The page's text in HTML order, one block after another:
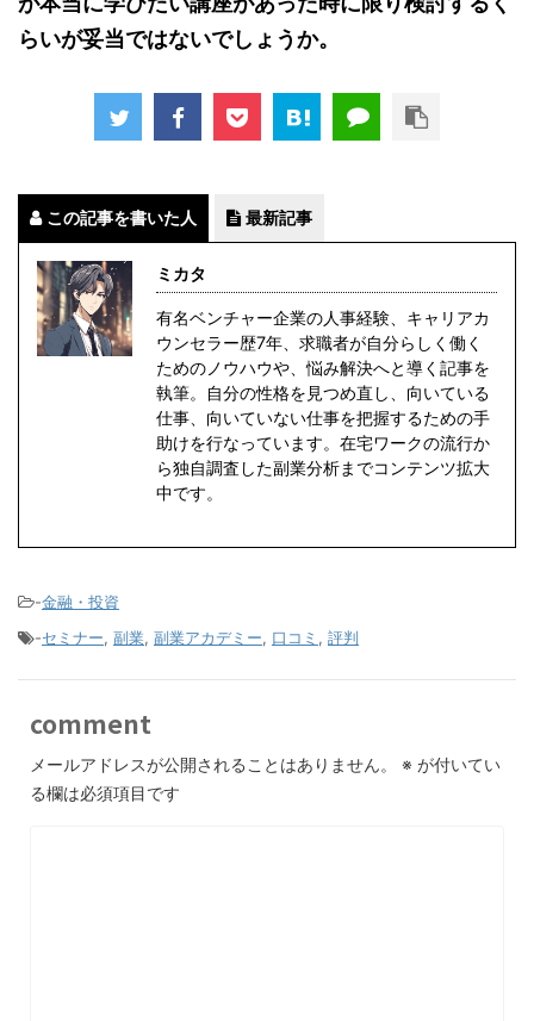
らいが妥当ではないでしょうか。
この記事を書いた人 最新記事
ミカタ
有名ベンチャー企業の人事経験、キャリアカ
ウンセラー歴7年、求職者が自分らしく働く
ためのノウハウや、悩み解決へと導く記事を
執筆。自分の性格を見つめ直し、向いている
仕事、向いていない仕事を把握するための手
助けを行なっています。在宅ワークの流行か
ら独自調査した副業分析までコンテンツ拡大
中です。
-金融・投資
-セミナー, 副業, 副業アカデミー, 口コミ , 評判
comment
メールアドレスが公開されることはありません。 ※ が付いてい
る欄は必須項目です